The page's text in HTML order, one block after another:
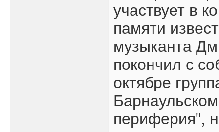
участвует в
памяти
музыканта
покончил с
октябре
периферия",